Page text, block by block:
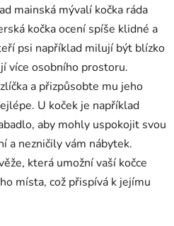
mainská mývalí kočka ráda
kočka ocení spíše klidné a
psi například milují být blízko
více osobního prostoru.
a přizpůsobte mu jeho
U koček je například
aby mohly uspokojit svou
a nezničily vám nábytek.
která umožní vaší kočce
místa, což přispívá k jejímu